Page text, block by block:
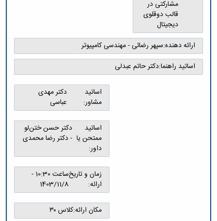
پژوهشی
معاونت
تحصیلات
تکمیلی
کمیته
منتخب
هیات
ها
سمینارها
و
پایان
نامه
صنایع
گروه
کامپیوتر
نشریات
پژوهش
های
مهندسی
مکانیک
مهندسی
کامپیوتر
مشارکتی در
قالب دوقلوی
دیجیتال
ارائه دهنده:سپهر رضائی - مهندسی کامپیوتر
اساتید راهنما:دکتر حاتم عبدلی
اساتید
مشاور:
دکتر مهدی
عباسی
اساتید
ممتحن یا
داور:
دکتر حسن ختن‌لو
- دکتر رضا محمدی
زمان و تاریخ
ارائه:
ساعت 10:30 -
1403/11/8
مکان ارائه:کلاس ۳۰